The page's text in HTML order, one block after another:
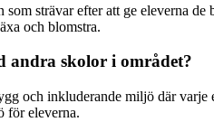
strävar efter att ge eleverna
och blomstra.
andra skolor i området?
och inkluderande miljö där
för eleverna.